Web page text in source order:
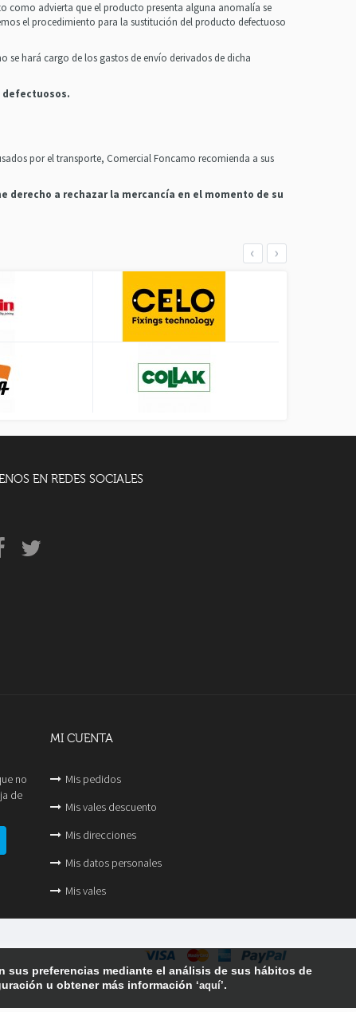
como advierta que el producto presenta alguna anomalía se
el procedimiento para la sustitución del producto defectuoso
hará cargo de los gastos de envío derivados de dicha
defectuosos.
por el transporte, Comercial Foncamo recomienda a sus
a rechazar la mercancía en el momento de su
‹ ›
EN REDES SOCIALES
preferencias mediante el análisis de sus hábitos de
u obtener más información ‘aquí’.
no
de
MI CUENTA
Mis pedidos
Mis vales descuento
Mis direcciones
Mis datos personales
Mis vales